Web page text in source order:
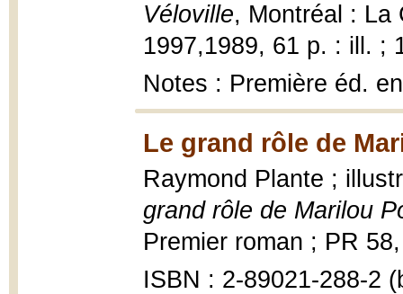
Véloville, Montréal : La
1997,1989, 61 p. : ill. ;
Notes : Première éd.
Le grand rôle de
Raymond Plante ;
grand rôle de Marilou
Premier roman ; PR
ISBN : 2-89021-288-2